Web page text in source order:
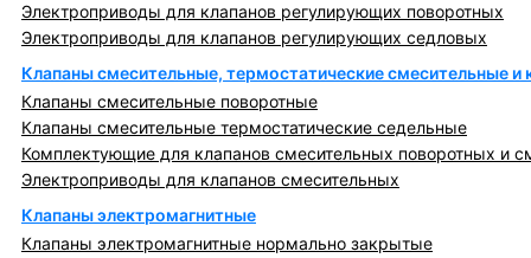
Электроприводы для клапанов регулирующих поворотных
Электроприводы для клапанов регулирующих седловых
Клапаны смесительные, термостатические смесительные
Клапаны смесительные поворотные
Клапаны смесительные термостатические седельные
Комплектующие для клапанов смесительных поворотных и
Электроприводы для клапанов смесительных
Клапаны электромагнитные
Клапаны электромагнитные нормально закрытые